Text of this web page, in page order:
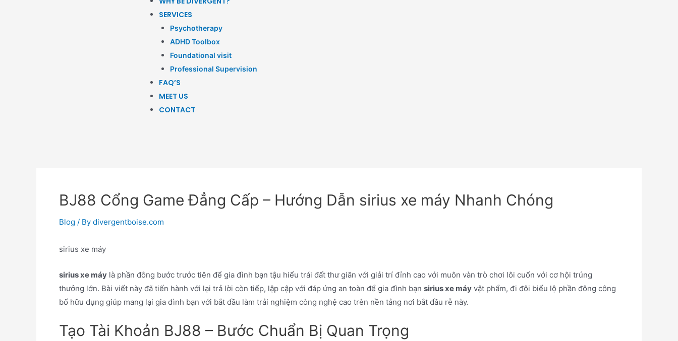
SERVICES
Psychotherapy
ADHD Toolbox
Foundational visit
Professional Supervision
FAQ’S
MEET US
CONTACT
BJ88 Cổng Game Đẳng Cấp – Hướng Dẫn sirius xe máy Nhanh Chóng
Blog / By divergentboise.com
sirius xe máy
sirius xe máy là phần đông bước trước tiên để gia đình bạn tậu hiểu trái đất thư giãn với giải trí đỉnh cao với muôn vàn trò chơi lôi cuốn với cơ hội trúng
thưởng lớn. Bài viết này đã tiến hành với lại trả lời còn tiếp, lập cập với đáp ứng an toàn để gia đình bạn sirius xe máy vật phẩm, đi đôi biểu lộ phần đông công
bố hữu dụng giúp mang lại gia đình bạn với bắt đầu làm trải nghiệm công nghệ cao trên nền tảng nơi bắt đầu rễ này.
Tạo Tài Khoản BJ88 – Bước Chuẩn Bị Quan Trọng